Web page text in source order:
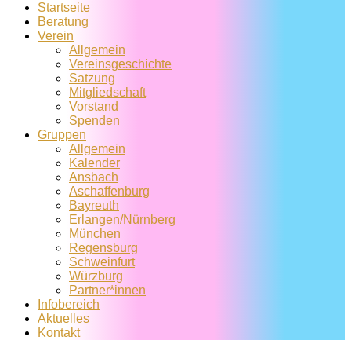
Startseite
Beratung
Verein
Allgemein
Vereins­geschichte
Satzung
Mitglied­schaft
Vorstand
Spenden
Gruppen
Allgemein
Kalender
Ansbach
Aschaffenburg
Bayreuth
Erlangen/Nürnberg
München
Regensburg
Schweinfurt
Würzburg
Partner*innen
Infobereich
Aktuelles
Kontakt